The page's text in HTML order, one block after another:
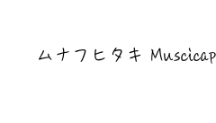
ムナフヒタキ